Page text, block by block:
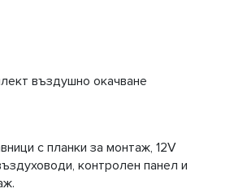
въздушно окачване
с планки за монтаж, 12V
контролен панел и